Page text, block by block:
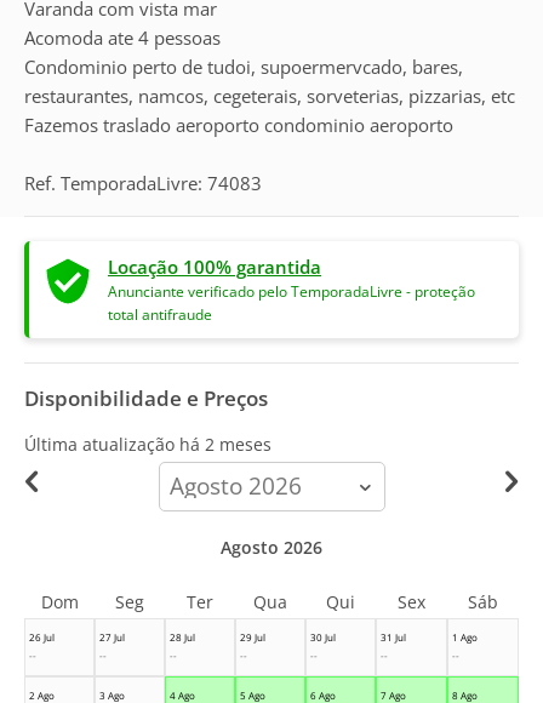
Varanda com vista mar
Acomoda ate 4 pessoas
Condominio perto de tudoi, supoermervcado, bares,
restaurantes, namcos, cegeterais, sorveterias, pizzarias, etc
Fazemos traslado aeroporto condominio aeroporto
Ref. TemporadaLivre: 74083
Locação 100% garantida
Anunciante verificado pelo TemporadaLivre - proteção
total antifraude
Disponibilidade e Preços
Última atualização há 2 meses
calendar-
month
26 Jul
--
27 Jul
--
28 Jul
--
29 Jul
--
30 Jul
--
31 Jul
--
1 Ago
--
2 Ago
3 Ago
4 Ago
5 Ago
6 Ago
7 Ago
8 Ago
Agosto 2026
Dom Seg Ter Qua Qui Sex Sáb